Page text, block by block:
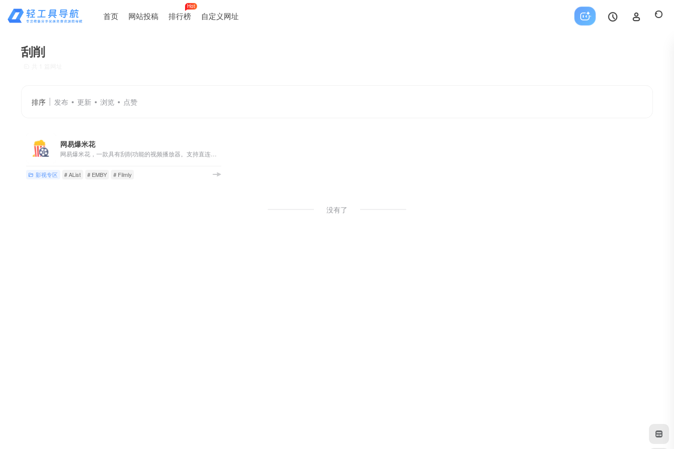
首页 网站投稿 排行榜
Hot
自定义网址
刮削
排序 发布 更新 浏览 点赞
网易爆米花
影视专区 # AList # EMBY # Filmly
没有了